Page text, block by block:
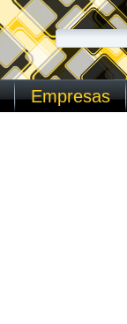
Empresas